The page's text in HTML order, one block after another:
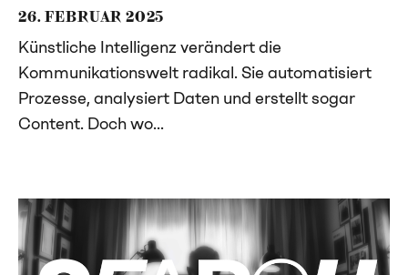
26. FEBRUAR 2025
Künstliche Intelligenz verändert die
Kommunikationswelt radikal. Sie automatisiert
Prozesse, analysiert Daten und erstellt sogar
Content. Doch wo...